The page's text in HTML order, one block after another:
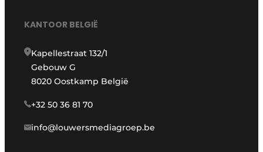
KANTOOR BELGIË
Kapellestraat 132/1
Gebouw G
8020 Oostkamp België
+32 50 36 81 70
info@louwersmediagroep.be